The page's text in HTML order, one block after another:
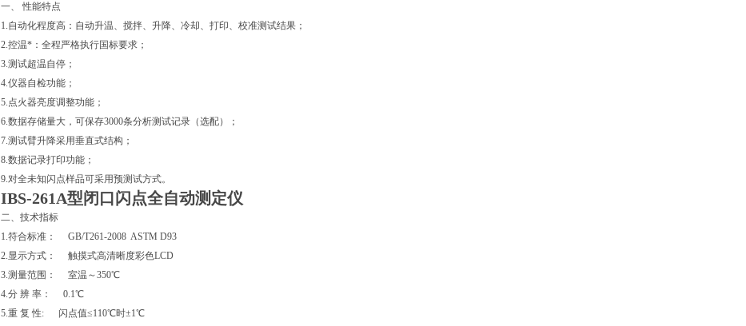
一、 性能特点
1.自动化程度高：自动升温、搅拌、升降、冷却、打印、校准测试结果；
2.控温*：全程严格执行国标要求；
3.测试超温自停；
4.仪器自检功能；
5.点火器亮度调整功能；
6.数据存储量大，可保存3000条分析测试记录（选配）；
7.测试臂升降采用垂直式结构；
8.数据记录打印功能；
9.对全未知闪点样品可采用预测试方式。
IBS-261A型闭口闪点全自动测定仪
二、技术指标
1.符合标准： GB/T261-2008 ASTM D93
2.显示方式： 触摸式高清晰度彩色LCD
3.测量范围： 室温～350℃
4.分 辨 率： 0.1℃
5.重 复 性: 闪点值≤110℃时±1℃